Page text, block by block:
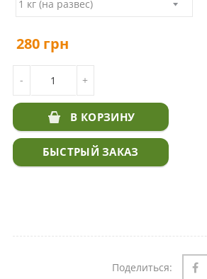
280 грн
-
УКРАИНЕ - ЦЕНА И СОРТА
+
В КОРЗИНУ
БЫСТРЫЙ ЗАКАЗ
Поделиться: